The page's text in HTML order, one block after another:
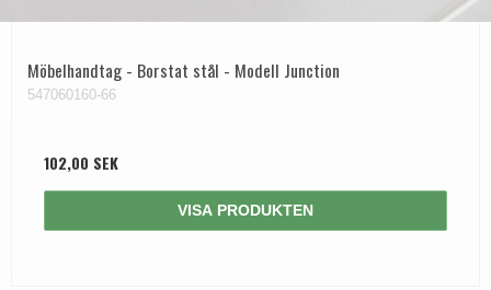
Möbelhandtag - Borstat stål - Modell Junction
547060160-66
102,00 SEK
VISA PRODUKTEN